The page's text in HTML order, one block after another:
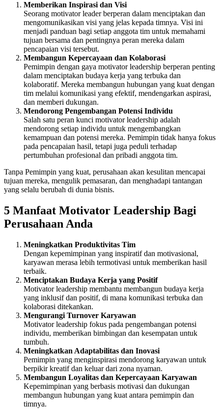
Memberikan Inspirasi dan Visi
Seorang motivator leader berperan dalam menciptakan dan
mengomunikasikan visi yang jelas kepada timnya. Visi ini
menjadi panduan bagi setiap anggota tim untuk memahami
tujuan bersama dan pentingnya peran mereka dalam
pencapaian visi tersebut.
Membangun Kepercayaan dan Kolaborasi
Pemimpin dengan gaya motivator leadership berperan penting
dalam menciptakan budaya kerja yang terbuka dan
kolaboratif. Mereka membangun hubungan yang kuat dengan
tim melalui komunikasi yang efektif, mendengarkan aspirasi,
dan memberi dukungan.
Mendorong Pengembangan Potensi Individu
Salah satu peran kunci motivator leadership adalah
mendorong setiap individu untuk mengembangkan
kemampuan dan potensi mereka. Pemimpin tidak hanya fokus
pada pencapaian hasil, tetapi juga peduli terhadap
pertumbuhan profesional dan pribadi anggota tim.
Tanpa Pemimpin yang kuat, perusahaan akan kesulitan mencapai
tujuan mereka, mengulik pemasaran, dan menghadapi tantangan
yang selalu berubah di dunia bisnis.
5 Manfaat Motivator Leadership Bagi
Perusahaan Anda
Meningkatkan Produktivitas Tim
Dengan kepemimpinan yang inspiratif dan motivasional,
karyawan merasa lebih termotivasi untuk memberikan hasil
terbaik.
Menciptakan Budaya Kerja yang Positif
Motivator leadership membantu membangun budaya kerja
yang inklusif dan positif, di mana komunikasi terbuka dan
kolaborasi ditekankan.
Mengurangi Turnover Karyawan
Motivator leadership fokus pada pengembangan potensi
individu, memberikan bimbingan dan kesempatan untuk
tumbuh.
Meningkatkan Adaptabilitas dan Inovasi
Pemimpin yang menginspirasi mendorong karyawan untuk
berpikir kreatif dan keluar dari zona nyaman.
Membangun Loyalitas dan Kepercayaan Karyawan
Kepemimpinan yang berbasis motivasi dan dukungan
membangun hubungan yang kuat antara pemimpin dan
timnya.